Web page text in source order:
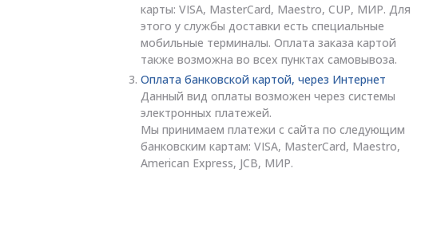
карты: VISA, MasterCard, Maestro, CUP, МИР. Для
этого у службы доставки есть специальные
мобильные терминалы. Оплата заказа картой
также возможна во всех пунктах самовывоза.
Оплата банковской картой, через Интернет
Данный вид оплаты возможен через системы
электронных платежей.
Мы принимаем платежи с сайта по следующим
банковским картам: VISA, MasterCard, Maestro,
American Express, JCB, МИР.